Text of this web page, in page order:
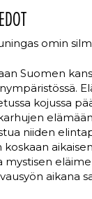
omin
Suomen
kojussa
niiden
mystisen
aikana